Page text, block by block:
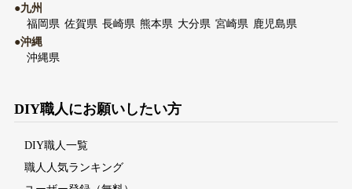
●九州
福岡県 佐賀県 長崎県 熊本県 大分県 宮崎県 鹿児島県
●沖縄
沖縄県
DIY職人にお願いしたい方
DIY職人一覧
職人人気ランキング